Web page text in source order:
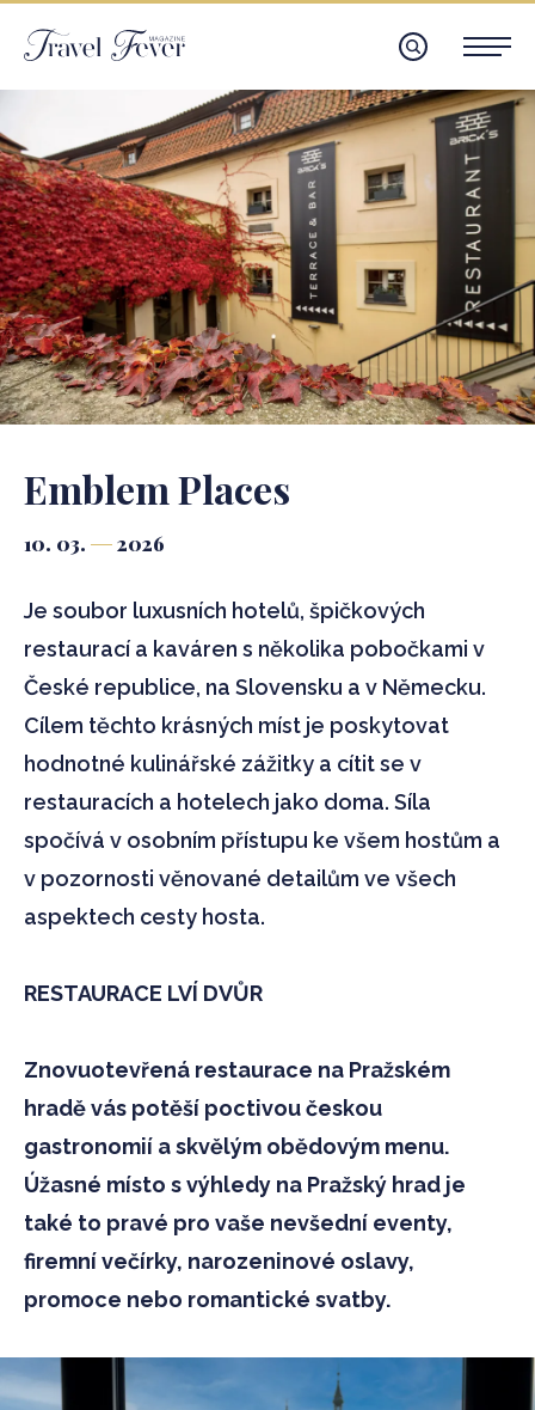
Emblem Places
10. 03. 2026
Je soubor luxusních hotelů, špičkových
restaurací a kaváren s několika pobočkami v
České republice, na Slovensku a v Německu.
Cílem těchto krásných míst je poskytovat
hodnotné kulinářské zážitky a cítit se v
restauracích a hotelech jako doma. Síla
spočívá v osobním přístupu ke všem hostům a
v pozornosti věnované detailům ve všech
aspektech cesty hosta.
RESTAURACE LVÍ DVŮR
Znovuotevřená restaurace na Pražském
hradě vás potěší poctivou českou
gastronomií a skvělým obědovým menu.
Úžasné místo s výhledy na Pražský hrad je
také to pravé pro vaše nevšední eventy,
firemní večírky, narozeninové oslavy,
promoce nebo romantické svatby.